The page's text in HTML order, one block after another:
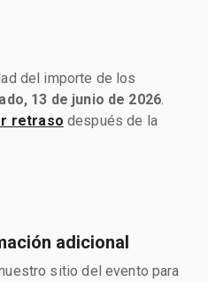
del importe de los
13 de junio de 2026
retraso después de la
adicional
sitio del evento para